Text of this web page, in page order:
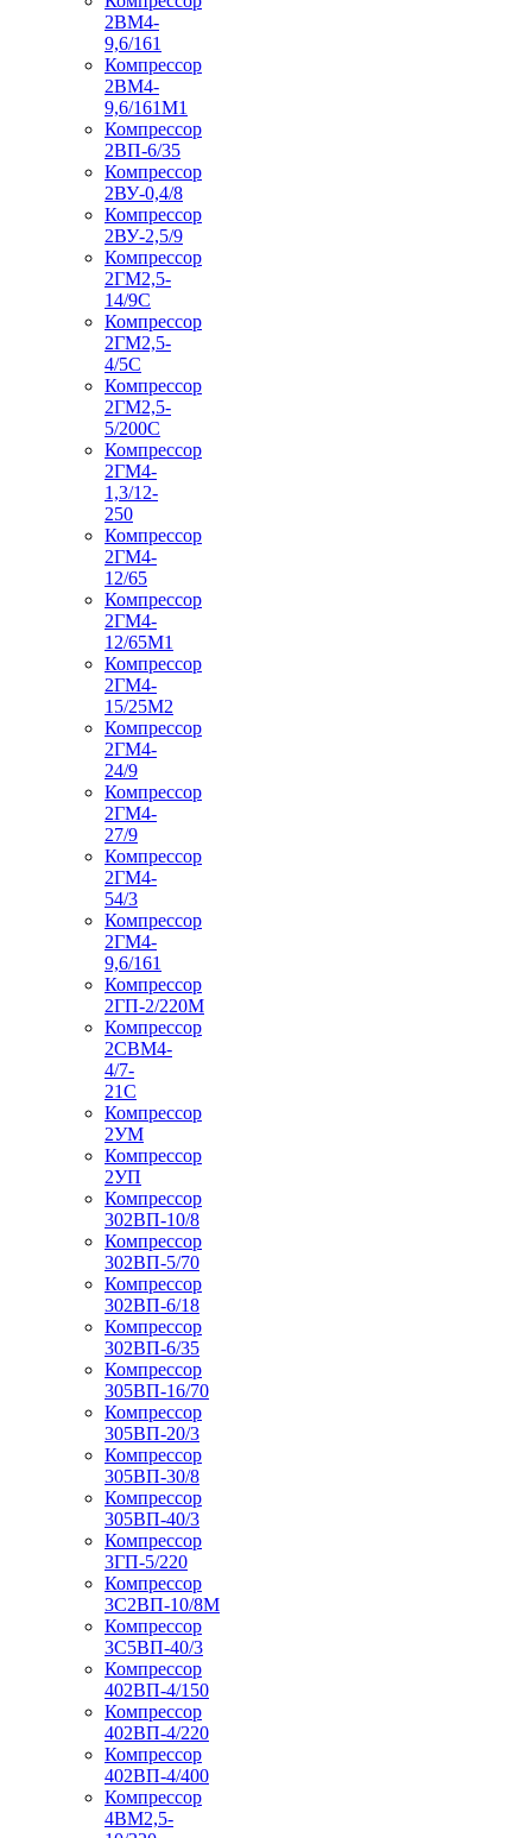
2ВМ4-
9,6/161
Компрессор
2ВМ4-
9,6/161М1
Компрессор
2ВП-6/35
Компрессор
2ВУ-0,4/8
Компрессор
2ВУ-2,5/9
Компрессор
2ГМ2,5-
14/9С
Компрессор
2ГМ2,5-
4/5С
Компрессор
2ГМ2,5-
5/200С
Компрессор
2ГМ4-
1,3/12-
250
Компрессор
2ГМ4-
12/65
Компрессор
2ГМ4-
12/65М1
Компрессор
2ГМ4-
15/25М2
Компрессор
2ГМ4-
24/9
Компрессор
2ГМ4-
27/9
Компрессор
2ГМ4-
54/3
Компрессор
2ГМ4-
9,6/161
Компрессор
2ГП-2/220М
Компрессор
2СВМ4-
4/7-
21С
Компрессор
2УМ
Компрессор
2УП
Компрессор
302ВП-10/8
Компрессор
302ВП-5/70
Компрессор
302ВП-6/18
Компрессор
302ВП-6/35
Компрессор
305ВП-16/70
Компрессор
305ВП-20/3
Компрессор
305ВП-30/8
Компрессор
305ВП-40/3
Компрессор
3ГП-5/220
Компрессор
3С2ВП-10/8М
Компрессор
3С5ВП-40/3
Компрессор
402ВП-4/150
Компрессор
402ВП-4/220
Компрессор
402ВП-4/400
Компрессор
4ВМ2,5-